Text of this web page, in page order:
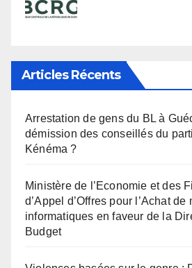
Articles Récents
Arrestation de gens du BL à
démission des conseillés du
Kénéma ?
Ministère de l’Economie et des
d’Appel d’Offres pour l’Achat de
informatiques en faveur de la
Budget